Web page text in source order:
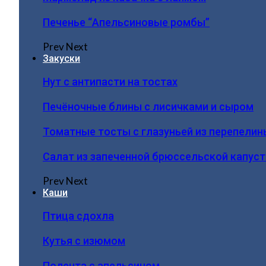
Печенье “Апельсиновые ромбы”
PrevNext
Закуски
Нут с антипасти на тостах
Печёночные блины с лисичками и сыром
Томатные тосты с глазуньей из
Салат из запеченной брюссельской
PrevNext
Каши
Птица сдохла
Кутья с изюмом